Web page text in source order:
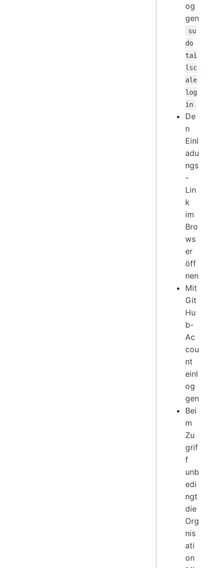
og
gen
su
do
tai
lsc
ale
log
in
De
n
Einl
adu
ngs
-
Lin
k
im
Bro
ws
er
öff
nen
Mit
Git
Hu
b-
Ac
cou
nt
einl
og
gen
Bei
m
Zu
grif
f
unb
edi
ngt
die
Org
nis
ati
on